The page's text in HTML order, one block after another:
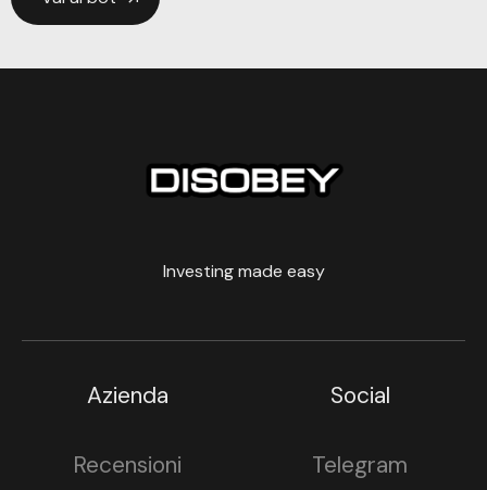
Investing made easy
Azienda
Recensioni
Social
Telegram